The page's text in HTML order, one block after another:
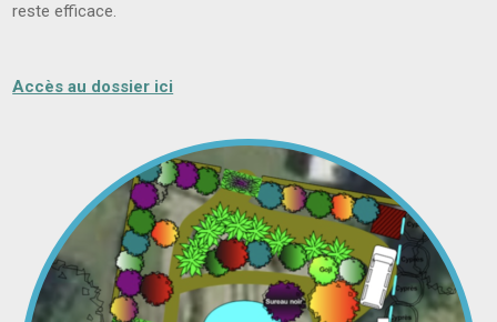
reste efficace.
Accès au dossier ici